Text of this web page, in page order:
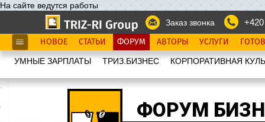
На сайте ведутся работы
Заказ звонка
НОВОЕ СТАТЬИ ФОРУМ АВТОРЫ УСЛУГИ
УМНЫЕ ЗАРПЛАТЫ ТРИЗ.БИЗНЕС КОРПОРАТИВНАЯ
ФОРУМ